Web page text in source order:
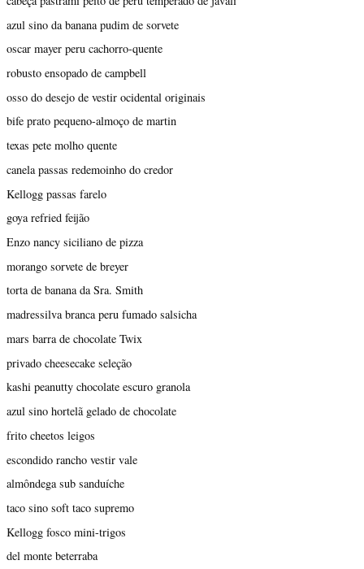
azul sino da banana pudim de sorvete
oscar mayer peru cachorro-quente
robusto ensopado de campbell
osso do desejo de vestir ocidental originais
bife prato pequeno-almoço de martin
texas pete molho quente
canela passas redemoinho do credor
Kellogg passas farelo
goya refried feijão
Enzo nancy siciliano de pizza
morango sorvete de breyer
torta de banana da Sra. Smith
madressilva branca peru fumado salsicha
mars barra de chocolate Twix
privado cheesecake seleção
kashi peanutty chocolate escuro granola
azul sino hortelã gelado de chocolate
frito cheetos leigos
escondido rancho vestir vale
almôndega sub sanduíche
taco sino soft taco supremo
Kellogg fosco mini-trigos
del monte beterraba